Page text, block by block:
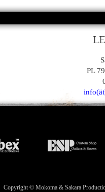
PL
Copyright © Mokoma & Sakara